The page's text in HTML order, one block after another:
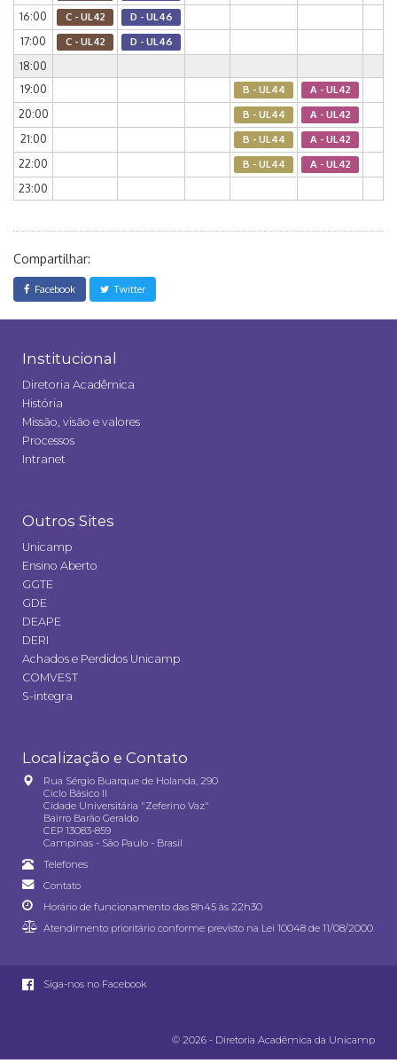
16:00 C - UL42 D - UL46
17:00 C - UL42 D - UL46
18:00
19:00
B - UL44 A - UL42
20:00 B - UL44 A - UL42
21:00 B - UL44 A - UL42
22:00 B - UL44 A - UL42
23:00
Compartilhar:
Facebook Twitter
Institucional
Diretoria Acadêmica
História
Missão, visão e valores
Processos
Intranet
Outros Sites
Unicamp
Ensino Aberto
GGTE
GDE
DEAPE
DERI
Achados e Perdidos Unicamp
COMVEST
S-integra
Localização e Contato
Rua Sérgio Buarque de Holanda, 290
Ciclo Básico II
Cidade Universitária "Zeferino Vaz"
Bairro Barão Geraldo
CEP 13083-859
Campinas - São Paulo - Brasil
Telefones
Contato
Horário de funcionamento das 8h45 às 22h30
Atendimento prioritário conforme previsto na Lei 10048 de 11/08/2000
Siga-nos no Facebook
© 2026 - Diretoria Acadêmica da Unicamp